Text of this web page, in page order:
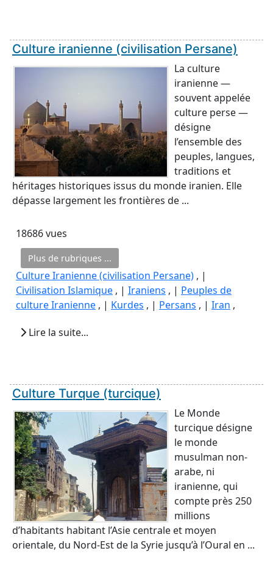
Culture iranienne (civilisation Persane)
La culture
iranienne —
souvent appelée
culture perse —
désigne
l’ensemble des
peuples, langues,
traditions et
héritages historiques issus du monde iranien. Elle
dépasse largement les frontières de ...
18686 vues
Plus de rubriques ...
Culture Iranienne (civilisation Persane) , |
Civilisation Islamique , | Iraniens , | Peuples de
culture Iranienne , | Kurdes , | Persans , | Iran ,
Lire la suite...
Culture Turque (turcique)
Le Monde
turcique désigne
le monde
musulman non-
arabe, ni
iranienne, qui
compte près 250
millions
d’habitants habitant l’Asie centrale et moyen
orientale, du Nord-Est de la Syrie jusqu’à l’Oural en ...